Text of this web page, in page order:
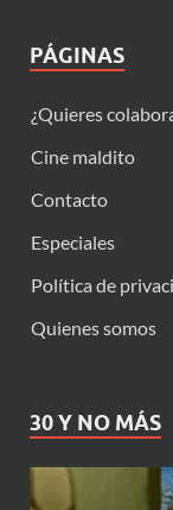
PÁGINAS
¿Quieres
Cine maldito
Contacto
Especiales
Política de
Quienes somos
30 Y NO MÁS